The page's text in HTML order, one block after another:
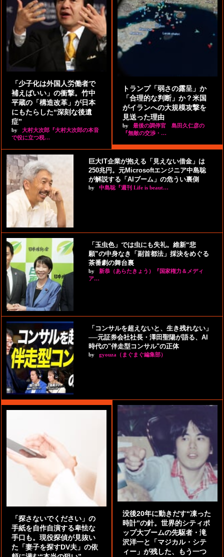
「少子化は外国人労働者で
補えばいい」の衝撃。竹中
平蔵の「構造改革」が日本
にもたらした“深刻な後遺
症”
by
大村大次郎『大村大次郎の本音
で役に立つ税…
トランプ「弱さの露呈」か
「合理的な判断」か？米国
がイランへの大規模攻撃を
見送った理由
by
最後の調停官 島田久仁彦の
『無敵の交渉・…
巨大IT企業が抱える「見えない借金」は
250兆円。元Microsoftエンジニア中島聡
が解説する「AIブーム」の危うい裏側
by 中島聡『週刊 Life is beaut…
「玉虫色」では虫にも失礼。維新“悲
願”の中身なき「副首都法」採決をめぐる
茶番劇の舞台裏
by
新恭（あらたきょう）『国家権力＆メディ
ア…
「コンサルを超えないと、生き残れない」
──元証券会社社長・澤田聖陽が語る、AI
時代の"伴走型コンサル"の正体
by gyouza（まぐまぐ編集部）
「探さないでください」の
手紙を自作自演する卑怯な
手口も。現役探偵が見抜い
た「妻子を探すDV夫」の依
没後20年に動きだす“凍った
時計”の針。世界的シティポ
ップ大ブームの先駆者・滝
沢洋一と「マジカル・シテ
ィー」が残した、もう一つ